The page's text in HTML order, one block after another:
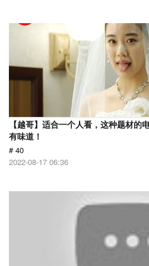
【越哥】适合一个人看，这种题材的
有味道！
# 40
2022-08-17 06:36